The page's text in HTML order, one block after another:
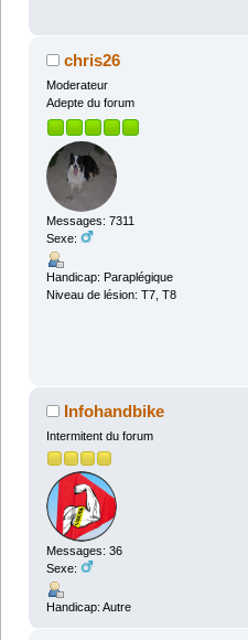
chris26
Moderateur
Adepte du forum
Messages: 7311
Sexe:
Handicap: Paraplégique
Niveau de lésion: T7, T8
Infohandbike
Intermitent du forum
Messages: 36
Sexe:
Handicap: Autre